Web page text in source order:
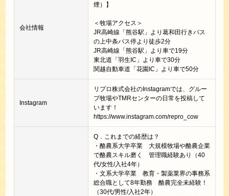
会社情報
煙）】
＜牧場アクセス＞
JR高崎線「熊谷駅」より葛和田行きバス
の上中条バス停より徒歩2分
JR高崎線「熊谷駅」より車で19分
東北道「羽生IC」より車で30分
関越自動車道「花園IC」より車で50分
​Instagram
リプロ株式会社のInstagramでは、グルー
プ牧場やTMRセンターの日常を投稿して
います！
https://www.instagram.com/repro_cow
Q．これまでの経歴は？
・酪農系大学卒業 大規模牧場や酪農企業
で酪農スキル磨く 管理職経験あり（40
代/女性/入社4年）
・文系大学卒業 教育・製薬業界の事務系
総合職として8年勤務 酪農完全未経験！
（30代/男性/入社2年）